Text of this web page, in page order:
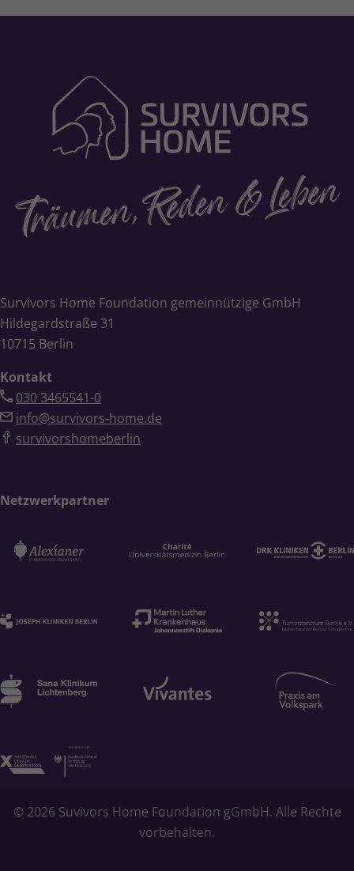
Survivors Home Foundation gemeinnützige GmbH
Hildegardstraße 31
10715 Berlin
Kontakt
030 3465541-0
info@survivors-home.de
survivorshomeberlin
Netzwerkpartner
© 2026 Suvivors Home Foundation gGmbH. Alle Rechte
vorbehalten.